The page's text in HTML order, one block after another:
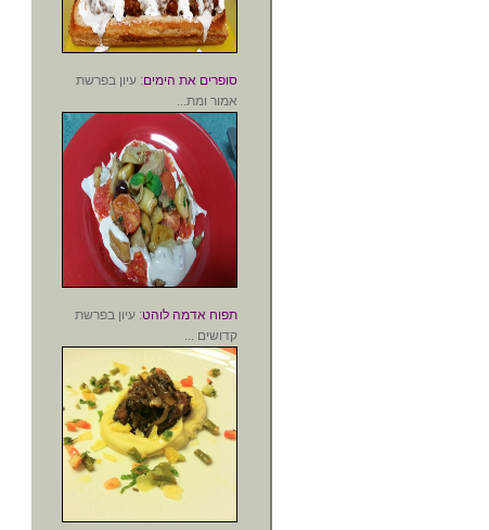
סופרים את הימים: עיון בפרשת
אמור ומת...
תפוח אדמה לוהט: עיון בפרשת
קדושים ...